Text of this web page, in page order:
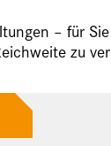
– für
zu